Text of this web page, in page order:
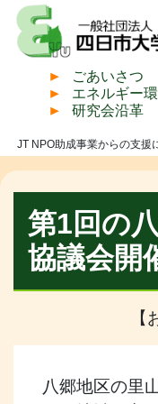
ごあいさつ
エネルギー
研究会沿革
JT NPO助成事業からの支援
第1回の
協議会開
八郷地区の里